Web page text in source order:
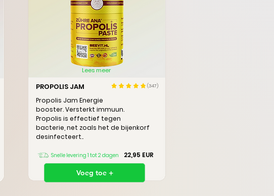
(347)
PROPOLIS JAM
Propolis Jam Energie
booster.Versterkt immuun.
Propolis is effectief tegen
bacterie, net zoals het de bijenkorf
desinfecteert..
22,95 EUR
Snelle levering 1 tot 2 dagen
Voeg toe +
Lees meer